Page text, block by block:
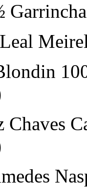
Chaves